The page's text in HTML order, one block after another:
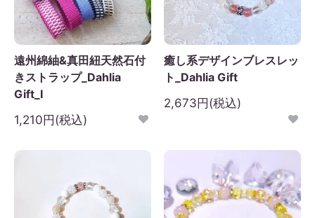
遠州綿紬&真田紐天然石付
きストラップ_Dahlia
Gift_I
1,210円(税込)
癒し系デザインブレスレッ
ト_Dahlia Gift
2,673円(税込)